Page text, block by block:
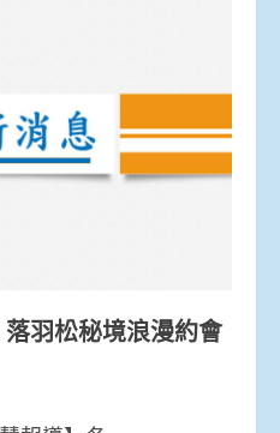
羽松秘境浪漫約會